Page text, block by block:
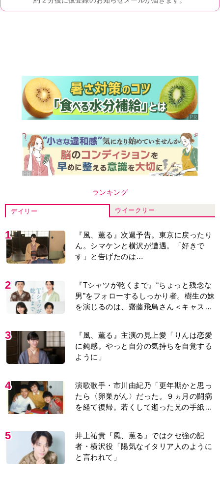
ランキング
デイリー ウイークリー
1
『風、薫る』次週予告。東京に戻ったり
ん。シマケンと横沢が遭遇。「好きで
す」と告げたのは…
2
『Tシャツが乾くまで』“ちょっと残念な
男”をフォローするしっかり者。樹生の妹
を演じるのは、齋藤飛鳥さん＜キャスト
3
『風、薫る』主演の見上愛「りんは恋愛
に鈍感。やっと自分の気持ちを自覚する
ように」
4
演歌歌手・市川由紀乃「更年期かと思っ
たら〈卵巣がん〉だった。９ヵ月の闘病
を経て復帰。若くして逝った兄の手紙を
5
井上祐貴『風、薫る』ではクセ強の記
者・横沢役「陽気なイタリア人のように
と言われて」